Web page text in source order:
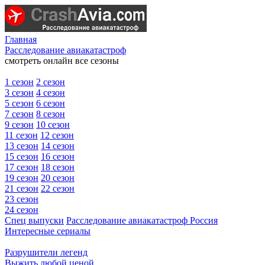
Главная
Расследование авиакатастроф
смотреть онлайн все сезоны
1 сезон 2 сезон
3 сезон 4 сезон
5 сезон 6 сезон
7 сезон 8 сезон
9 сезон 10 сезон
11 сезон 12 сезон
13 сезон 14 сезон
15 сезон 16 сезон
17 сезон 18 сезон
19 сезон 20 сезон
21 сезон 22 сезон
23 сезон
24 сезон
Спец выпуски Расследование авиакатастроф Россия
Интересные сериалы
Разрушители легенд
Выжить любой ценой